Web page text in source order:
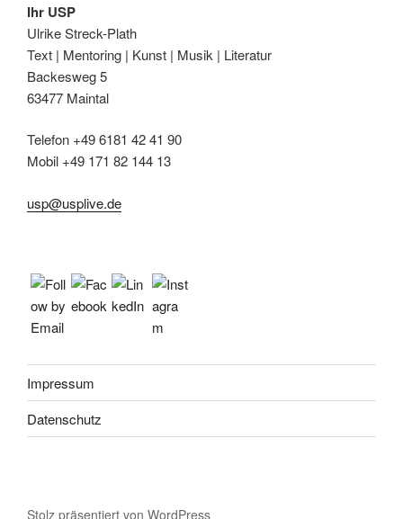
Ihr USP
Ulrike Streck-Plath
Text | Mentoring | Kunst | Musik | Literatur
Backesweg 5
63477 Maintal
Telefon +49 6181 42 41 90
Mobil +49 171 82 144 13
usp@usplive.de
Impressum
Datenschutz
Stolz präsentiert von WordPress